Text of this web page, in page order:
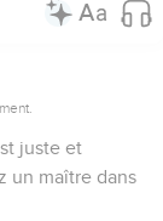
juste et
un maître dans